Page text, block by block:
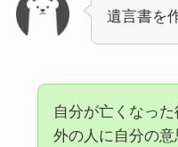
遺言書を
自分が亡くなっ
外の人に自分の